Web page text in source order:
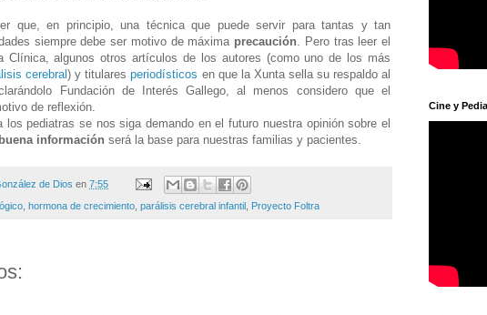
que, en principio, una técnica que puede servir para tantas y tan
siempre debe ser motivo de máxima precaución . Pero tras leer el
Clínica, algunos otros artículos de los autores (como uno de los más
cerebral) y titularesperiodísticos en que la Xunta sella su respaldo al
Fundación de Interés Gallego, al menos considero que el
de reflexión.
los pediatras se nos siga demando en el futuro nuestra opinión sobre el
buena información será la base para nuestras familias y pacientes.
de Dios en 7:55
hormona de crecimiento parálisis cerebral infantil Proyecto Foltra
Cine y